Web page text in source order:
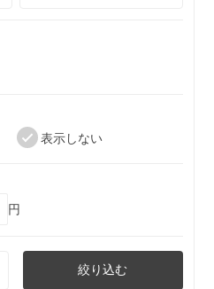
表示しない
円
絞り込む